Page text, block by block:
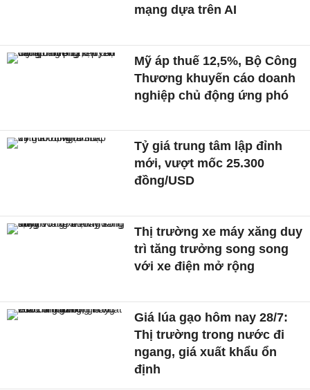
mạng dựa trên AI
Mỹ áp thuế 12,5%, Bộ Công
Thương khuyến cáo doanh
nghiệp chủ động ứng phó
Tỷ giá trung tâm lập đỉnh
mới, vượt mốc 25.300
đồng/USD
Thị trường xe máy xăng duy
trì tăng trưởng song song
với xe điện mở rộng
Giá lúa gạo hôm nay 28/7:
Thị trường trong nước đi
ngang, giá xuất khẩu ổn
định